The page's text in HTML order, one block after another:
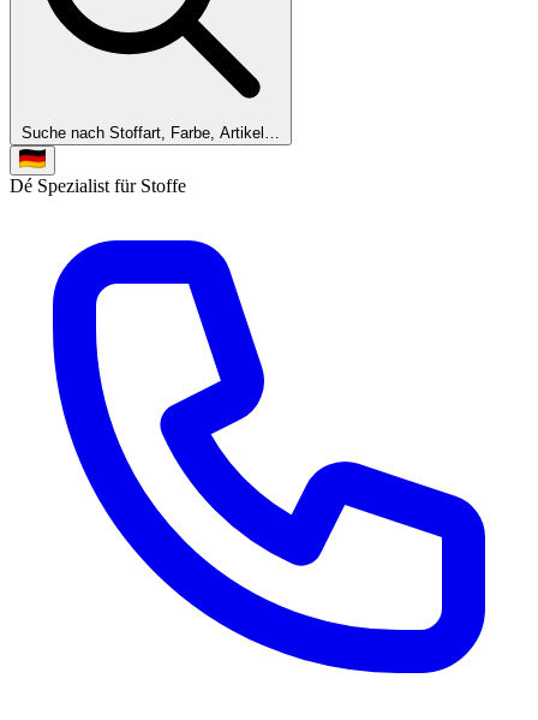
Suche nach Stoffart, Farbe, Artikel…
Dé Spezialist für Stoffe